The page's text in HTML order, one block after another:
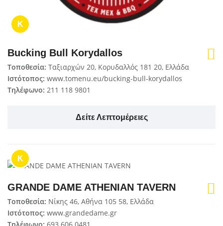
K
Bucking Bull Korydallos
Τοποθεσία: Ταξιαρχών 20, Κορυδαλλός 181 20, Ελλάδα
Ιστότοπος: www.tomenu.eu/bucking-bull-korydallos
Τηλέφωνο: 211 118 9801
Δείτε Λεπτομέρειες
K
GRANDE DAME ATHENIAN TAVERN
Τοποθεσία: Νίκης 46, Αθήνα 105 58, Ελλάδα
Ιστότοπος: www.grandedame.gr